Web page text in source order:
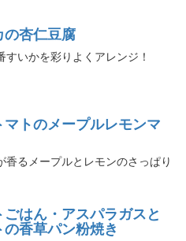
の杏仁豆腐
すいかを彩りよくアレンジ！
マトのメープルレモンマ
香るメープルとレモンのさっぱり
ごはん・アスパラガスと
の香草パン粉焼き